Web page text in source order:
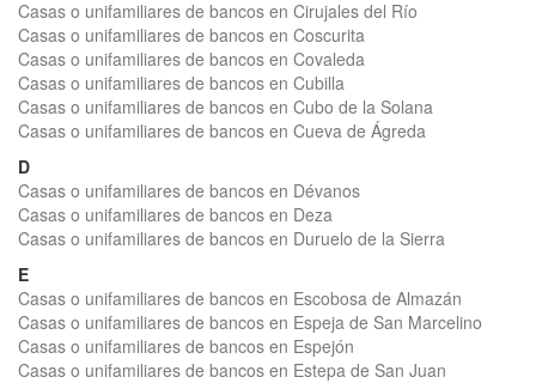
Casas o unifamiliares de bancos en Cirujales del Río
Casas o unifamiliares de bancos en Coscurita
Casas o unifamiliares de bancos en Covaleda
Casas o unifamiliares de bancos en Cubilla
Casas o unifamiliares de bancos en Cubo de la Solana
Casas o unifamiliares de bancos en Cueva de Ágreda
D
Casas o unifamiliares de bancos en Dévanos
Casas o unifamiliares de bancos en Deza
Casas o unifamiliares de bancos en Duruelo de la Sierra
E
Casas o unifamiliares de bancos en Escobosa de Almazán
Casas o unifamiliares de bancos en Espeja de San Marcelino
Casas o unifamiliares de bancos en Espejón
Casas o unifamiliares de bancos en Estepa de San Juan